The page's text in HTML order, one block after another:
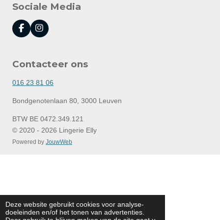
Deze website gebruikt cookies voor analyse-
doeleinden en/of het tonen van advertenties.
Sociale Media
F
a
b
o
k
I
n
a
r
a
Contacteer ons
016 23 81 06
Bondgenotenlaan 80, 3000 Leuven
BTW BE 0472.349.121
© 2020 - 2026 Lingerie Elly
Powered by JouwWeb